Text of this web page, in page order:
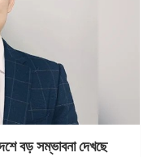
বড় সম্ভাবনা দেখছে